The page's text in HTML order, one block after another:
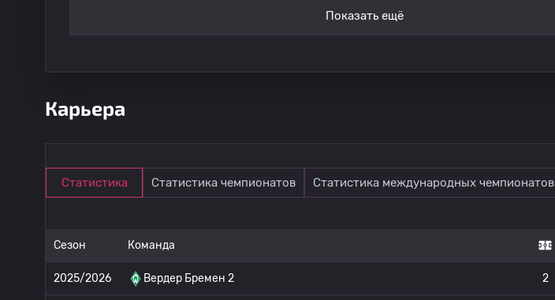
Показать ещё
Карьера
Статистика Статистика чемпионатов Статистика международных чемпионатов
Сезон Команда
2025/2026 Вердер Бремен 2 2